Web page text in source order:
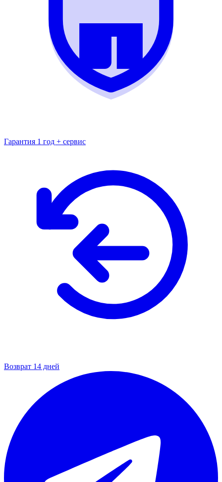
Гарантия 1 год + сервис
Возврат 14 дней